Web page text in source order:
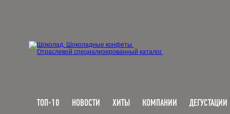
ТОП-10 НОВОСТИ ХИТЫ КОМПАНИИ ДЕГУСТАЦИИ